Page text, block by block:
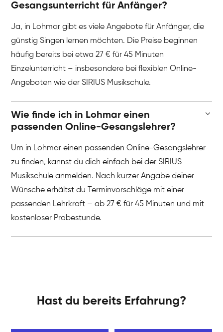
Gesangsunterricht für Anfänger?
Ja, in Lohmar gibt es viele Angebote für Anfänger, die
günstig Singen lernen möchten. Die Preise beginnen
häufig bereits bei etwa 27 € für 45 Minuten
Einzelunterricht – insbesondere bei flexiblen Online-
Angeboten wie der SIRIUS Musikschule.
Wie finde ich in Lohmar einen
passenden Online-Gesangslehrer?
Um in Lohmar einen passenden Online-Gesangslehrer
zu finden, kannst du dich einfach bei der SIRIUS
Musikschule anmelden. Nach kurzer Angabe deiner
Wünsche erhältst du Terminvorschläge mit einer
passenden Lehrkraft – ab 27 € für 45 Minuten und mit
kostenloser Probestunde.
Hast du bereits Erfahrung?